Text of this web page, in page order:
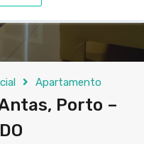
Porto –
Apartamento
Porto –